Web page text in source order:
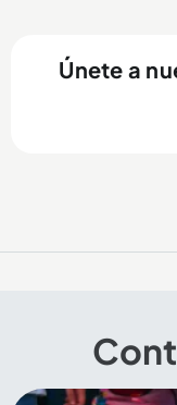
Únete a